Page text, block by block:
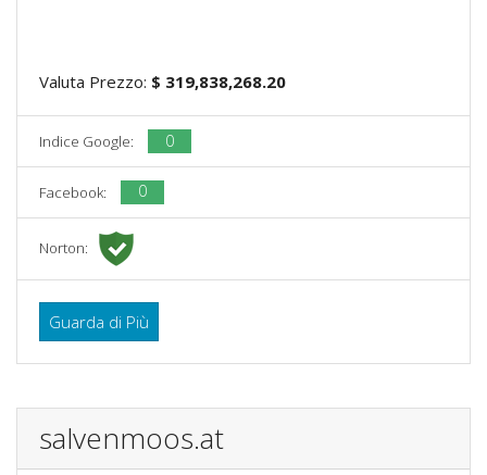
Valuta Prezzo: $ 319,838,268.20
Indice Google: 0
Facebook: 0
Norton:
Guarda di Più
salvenmoos.at